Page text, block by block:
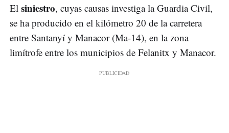
El siniestro, cuyas causas investiga la Guardia Civil,
se ha producido en el kilómetro 20 de la carretera
entre Santanyí y Manacor (Ma-14), en la zona
limítrofe entre los municipios de Felanitx y Manacor.